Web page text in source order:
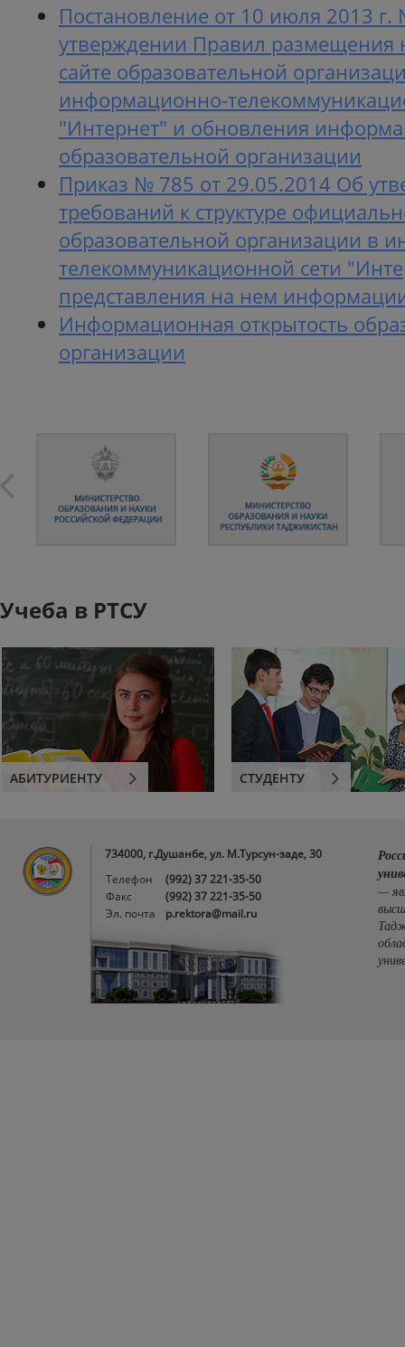
Постановление от 10 июля 2013
утверждении Правил
сайте образовательной
информационно-
"Интернет" и обновления
образовательной организации
Приказ № 785 от 29.05.2014 Об
требований к структуре
образовательной организации в
телекоммуникационной сети
представления на нем
Информационная открытость
организации
Учеба в РТСУ
АБИТУРИЕНТУ СТУДЕНТУ
734000, г.Душанбе, ул. М.Турсун-заде, 30
Телефон
(992) 37 221-35-50
Факс
(992) 37 221-35-50
Эл. почта
p.rektora@mail.ru
—